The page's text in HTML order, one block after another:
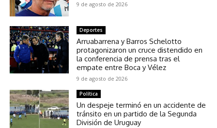
9 de agosto de 2026
Deportes
Arruabarrena y Barros Schelotto
protagonizaron un cruce distendido en
la conferencia de prensa tras el
empate entre Boca y Vélez
9 de agosto de 2026
Política
Un despeje terminó en un accidente de
tránsito en un partido de la Segunda
División de Uruguay